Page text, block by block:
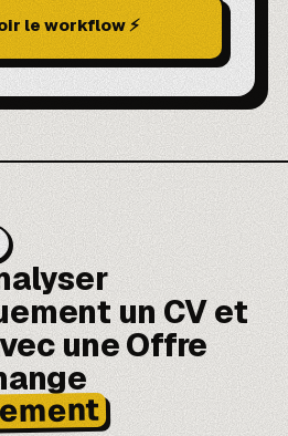
le workflow ⚡
un CV et
une Offre